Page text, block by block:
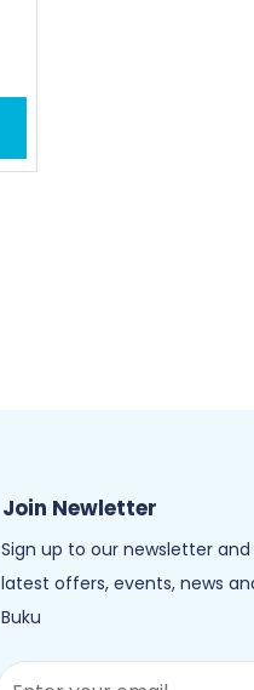
Join Newletter
Sign up to our newsletter
latest offers, events, news
Buku